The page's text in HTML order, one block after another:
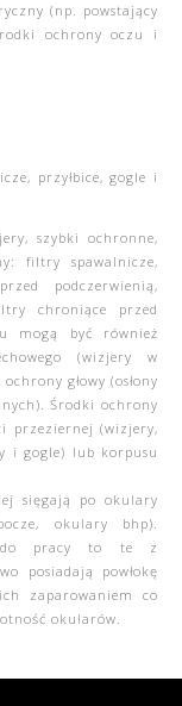
(np. powstający
ochrony oczu i
przyłbice, gogle i
szybki ochronne,
filtry spawalnicze,
podczerwienią,
chroniące przed
mogą być również
(wizjery w
głowy (osłony
Środki ochrony
przeziernej (wizjery,
i gogle) lub korpusu
sięgają po okulary
okulary bhp).
do pracy to te z
posiadają powłokę
zaparowaniem co
okularów.